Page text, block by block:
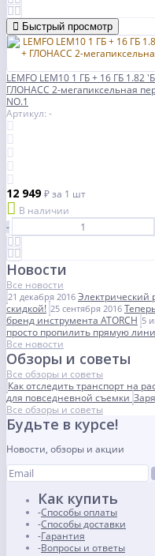
Быстрый просмотр
LEMFO LEM10 1 ГБ + 16 ГБ
ГЛОНАСС 2-мегапиксельная
NO.1
Артикул: -
12 949₽за 1 шт
В наличии
-
Новости
Все новости
21 декабря 2016 Электрический
скидкой! 25 сентября 2016
бренд инструмента ATORCH 5
просто пропилить прямую
Все новости
Обзоры и советы
Все обзоры и советы
Как отследить транспорт на
для повседневной съемки
Все обзоры и советы
Будьте в курсе!
Новости, обзоры и акции
Как купить
Способы оплаты
Способы доставки
Гарантия
Вопросы и ответы